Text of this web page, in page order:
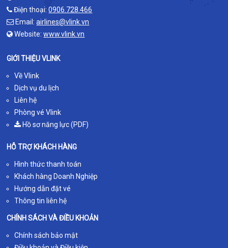
Điện thoại:0906.728.466
Email:airlines@vlink.vn
Website:www.vlink.vn
GIỚI THIỆU VLINK
Về Vlink
Dịch vụ du lịch
Liên hệ
Phòng vé Vlink
Hồ sơ năng lực (PDF)
HỖ TRỢ KHÁCH HÀNG
Hình thức thanh toán
Khách hàng Doanh Nghiệp
Hướng dẫn đặt vé
Thông tin liên hệ
CHÍNH SÁCH VÀ ĐIỀU KHOẢN
Chính sách bảo mật